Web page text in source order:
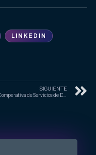
LINKEDIN
SIGUIENTE
Guía Comparativa de Servicios de Diseño Web en Ciudad de México para 2025